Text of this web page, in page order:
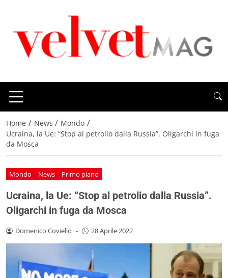
Home / News / Mondo /
Ucraina, la Ue: “Stop al petrolio dalla Russia”. Oligarchi in fuga
da Mosca
Mondo News Primo piano
Ucraina, la Ue: “Stop al petrolio dalla Russia”.
Oligarchi in fuga da Mosca
Domenico Coviello - 28 Aprile 2022